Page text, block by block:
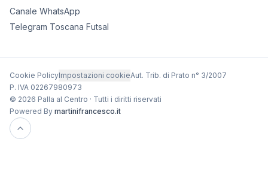
Canale WhatsApp
Telegram Toscana Futsal
Cookie PolicyImpostazioni cookieAut. Trib. di Prato n° 3/2007
P. IVA 02267980973
© 2026 Palla al Centro · Tutti i diritti riservati
Powered By martinifrancesco.it